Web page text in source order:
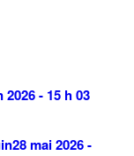
2026 - 15 h 03
28 mai 2026 -